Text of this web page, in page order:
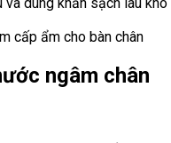
cấp ẩm cho bàn chân
ngâm chân